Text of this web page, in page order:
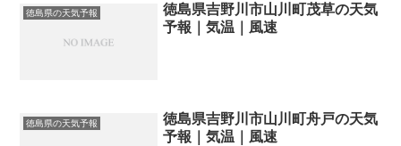
徳島県の天気予報
徳島県吉野川市山川町茂草の天気
予報｜気温｜風速
徳島県の天気予報
徳島県吉野川市山川町舟戸の天気
予報｜気温｜風速